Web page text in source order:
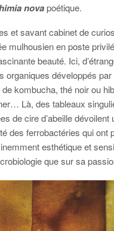
novapoétique.
et savant cabinet de
mulhousien en poste
beauté. Ici,
organiques développés
kombucha, thé noir ou
Là, des tableaux
de cire d’abeille
des ferrobactéries qui ont
esthétique et
que sur sa